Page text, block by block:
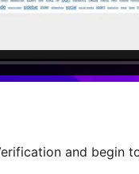
and begin